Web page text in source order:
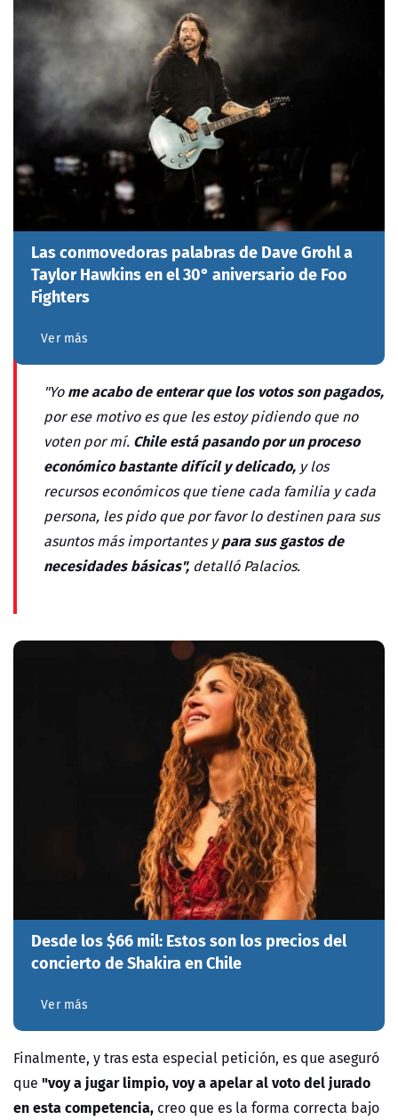
Las conmovedoras palabras de Dave Grohl a
Taylor Hawkins en el 30° aniversario de Foo
Fighters
Ver más
"Yome acabo de enterar que los votos son pagados,
por ese motivo es que les estoy pidiendo que no
voten por mí. Chile está pasando por un proceso
económico bastante difícil y delicado, y los
recursos económicos que tiene cada familia y cada
persona, les pido que por favor lo destinen para sus
asuntos más importantes ypara sus gastos de
necesidades básicas", detalló Palacios.
Desde los $66 mil: Estos son los precios del
concierto de Shakira en Chile
Ver más
Finalmente, y tras esta especial petición, es que aseguró
que "voy a jugar limpio, voy a apelar al voto del jurado
en esta competencia, creo que es la forma correcta bajo